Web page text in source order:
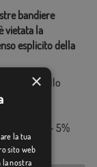
bandiere
vietata la
esplicito della
da quello
senza
of + / - 5%
×
la tua
sito web
la nostra